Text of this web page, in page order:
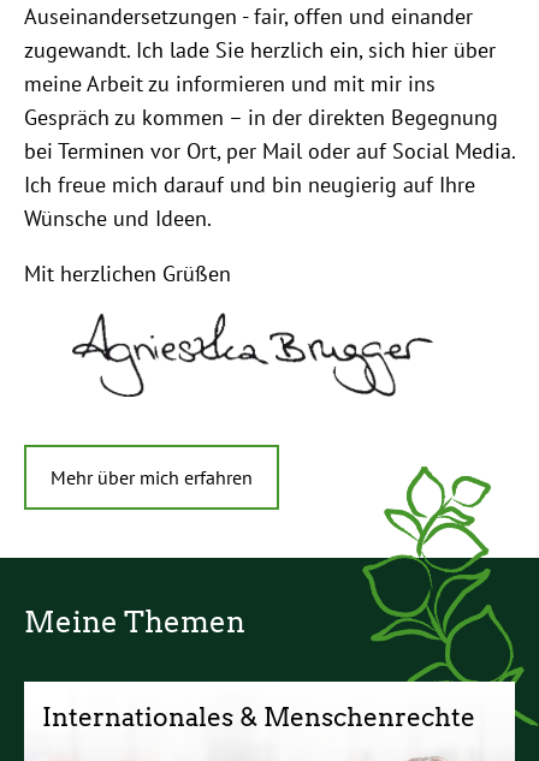
Auseinandersetzungen - fair, offen und einander
zugewandt. Ich lade Sie herzlich ein, sich hier über
meine Arbeit zu informieren und mit mir ins
Gespräch zu kommen – in der direkten Begegnung
bei Terminen vor Ort, per Mail oder auf Social Media.
Ich freue mich darauf und bin neugierig auf Ihre
Wünsche und Ideen.
Mit herzlichen Grüßen
Mehr über mich erfahren
Meine Themen
Internationales & Menschenrechte